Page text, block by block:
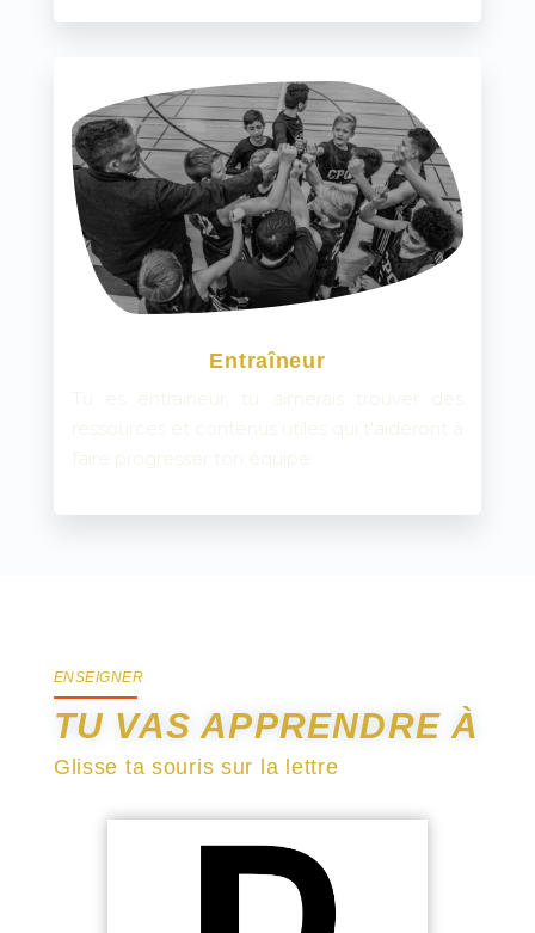
Entraîneur
Tu es entraineur, tu aimerais trouver des
ressources et contenus utiles qui t'aideront à
faire progresser ton équipe
ENSEIGNER
TU VAS APPRENDRE À
Glisse ta souris sur la lettre